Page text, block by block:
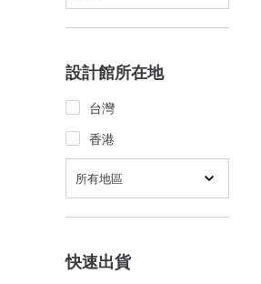
設計館所在地
台灣
香港
所有地區
快速出貨